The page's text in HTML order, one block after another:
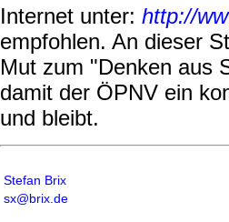
Internet unter: http://
empfohlen. An dieser
Mut zum "Denken aus
damit der ÖPNV ein
und bleibt.
Stefan Brix
sx@brix.de